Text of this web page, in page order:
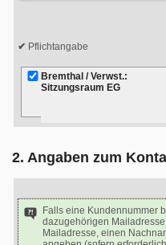
Pflichtangabe
Bremthal / Verwst.:
Sitzungsraum EG
2. Angaben zum
Falls eine Kundennummer
dazugehörigen
Mailadresse, einen